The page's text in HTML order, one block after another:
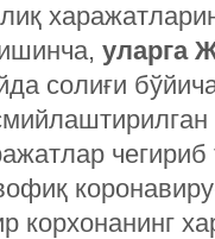
уларга
солиғи
корхонанинг